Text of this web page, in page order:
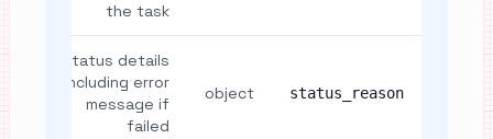
the task
status_reason
object
Status details
including error
message if
failed